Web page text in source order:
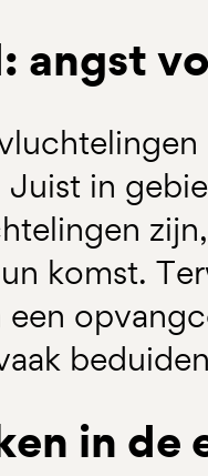
angst
in
komst.
een
in de